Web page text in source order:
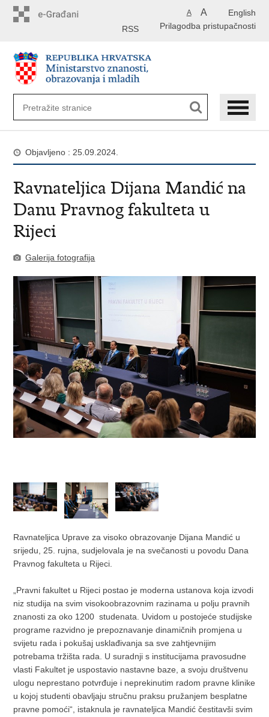
English
A A
Prilagodba pristupačnosti
RSS
Objavljeno : 25.09.2024.
Ravnateljica Dijana Mandić na
Danu Pravnog fakulteta u
Rijeci
Galerija fotografija
Ravnateljica Uprave za visoko obrazovanje Dijana Mandić u
srijedu, 25. rujna, sudjelovala je na svečanosti u povodu Dana
Pravnog fakulteta u Rijeci.
„Pravni fakultet u Rijeci postao je moderna ustanova koja izvodi
niz studija na svim visokoobrazovnim razinama u polju pravnih
znanosti za oko 1200 studenata. Uvidom u postojeće studijske
programe razvidno je prepoznavanje dinamičnih promjena u
svijetu rada i pokušaj usklađivanja sa sve zahtjevnijim
potrebama tržišta rada. U suradnji s institucijama pravosudne
vlasti Fakultet je uspostavio nastavne baze, a svoju društvenu
ulogu neprestano potvrđuje i neprekinutim radom pravne klinike
u kojoj studenti obavljaju stručnu praksu pružanjem besplatne
pravne pomoći“, istaknula je ravnateljica Mandić čestitavši svim